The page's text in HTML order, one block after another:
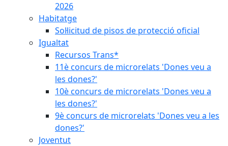
2026
Habitatge
Sol·licitud de pisos de protecció oficial
Igualtat
Recursos Trans*
11è concurs de microrelats 'Dones veu a
les dones?'
10è concurs de microrelats 'Dones veu a
les dones?'
9è concurs de microrelats 'Dones veu a les
dones?'
Joventut